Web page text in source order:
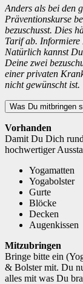
Anders als bei den
Präventionskurse
bezuschusst. Dies
Tarif ab.
Natürlich kannst
Deine zwei
einer privaten
nicht gewünscht ist.
Was Du mitbringen
Vorhanden
Damit Du Dich
hochwertiger
Yogamatten
Yogabolster
Gurte
Blöcke
Decken
Augenkissen
Mitzubringen
Bringe bitte ein
& Bolster mit. Du
alles mit was Du